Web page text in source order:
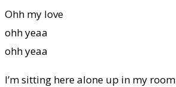
Ohh my love
ohh yeaa
ohh yeaa
I’m sitting here alone up in my room